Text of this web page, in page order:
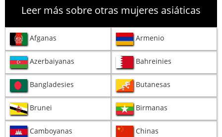
Leer más sobre otras mujeres asiáticas
Afganas Armenio
Azerbaiyanas Bahreinies
Bangladesies Butanesas
Brunei Birmanas
Camboyanas Chinas